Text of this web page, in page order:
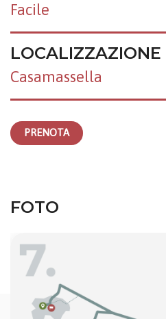
Facile
LOCALIZZAZIONE
Casamassella
PRENOTA
FOTO